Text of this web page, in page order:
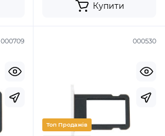
Купити
000709 000530
Топ Продажів